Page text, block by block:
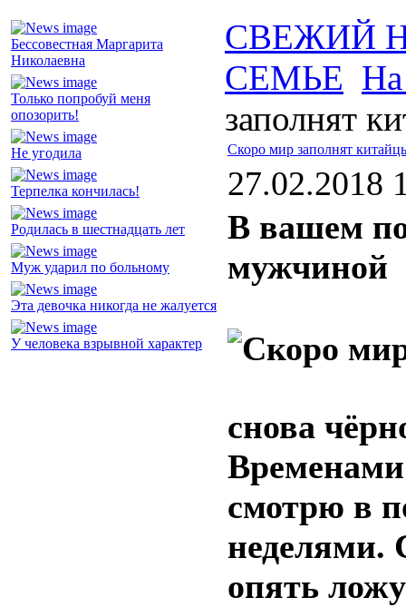
Бессовестная Маргарита
Николаевна
Только попробуй меня
опозорить!
Не угодила
Терпелка кончилась!
Родилась в шестнадцать лет
Муж ударил по больному
Эта девочка никогда не жалуется
У человека взрывной характер
СВЕЖИЙ
СЕМЬЕ На
заполнят
Скоро мир заполнят
27.02.2018
В вашем
мужчиной
снова
смотрю в
неделями.
опять